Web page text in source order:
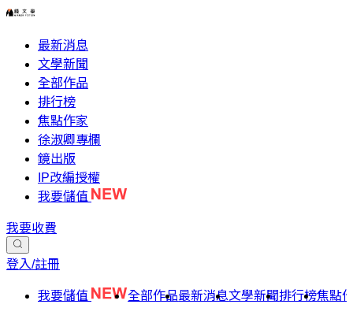
最新消息
文學新聞
全部作品
排行榜
焦點作家
徐淑卿專欄
鏡出版
IP改編授權
我要儲值
我要收費
登入/註冊
我要儲值 全部作品最新消息文學新聞排行榜焦點